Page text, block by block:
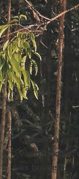
sistemática da
enredaram os
um simulacro
ainda está
crise
Para mim
que você pode
único acordo
Quando a
vários locais,
às bruxas?